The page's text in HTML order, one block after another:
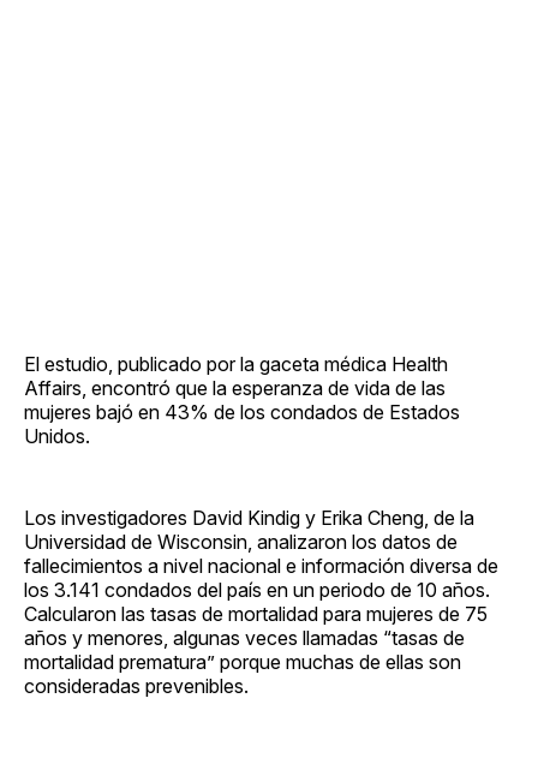
El estudio, publicado por la gaceta médica Health
Affairs, encontró que la esperanza de vida de las
mujeres bajó en 43% de los condados de Estados
Unidos.
Los investigadores David Kindig y Erika Cheng, de la
Universidad de Wisconsin, analizaron los datos de
fallecimientos a nivel nacional e información diversa de
los 3.141 condados del país en un periodo de 10 años.
Calcularon las tasas de mortalidad para mujeres de 75
años y menores, algunas veces llamadas “tasas de
mortalidad prematura” porque muchas de ellas son
consideradas prevenibles.